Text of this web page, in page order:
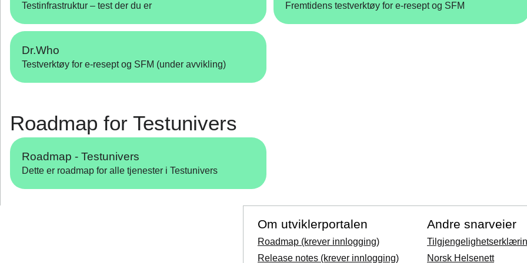
Testinfrastruktur – test der du er Fremtidens testverktøy for e‑resept og SFM
Dr.Who
Testverktøy for e‑resept og SFM (under avvikling)
Roadmap for Testunivers
Roadmap - Testunivers
Dette er roadmap for alle tjenester i Testunivers
Om utviklerportalen
Roadmap (krever innlogging)
Release notes (krever innlogging)
Andre snarveier
Norsk Helsenett